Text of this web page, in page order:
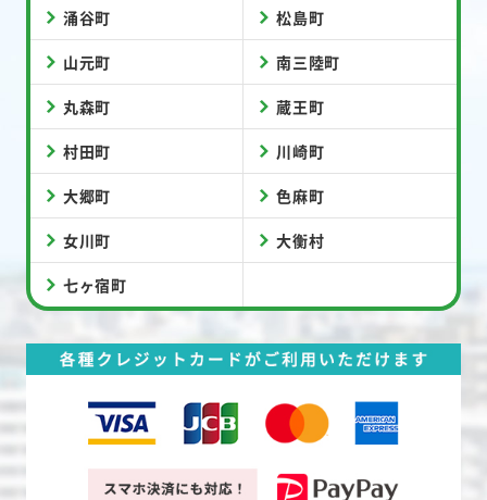
涌谷町 松島町
山元町 南三陸町
丸森町 蔵王町
村田町 川崎町
大郷町 色麻町
女川町 大衡村
七ヶ宿町